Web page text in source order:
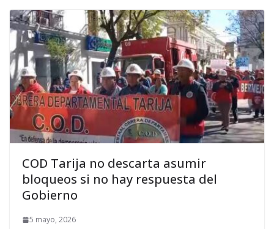
COD Tarija no descarta asumir
bloqueos si no hay respuesta del
Gobierno
5 mayo, 2026